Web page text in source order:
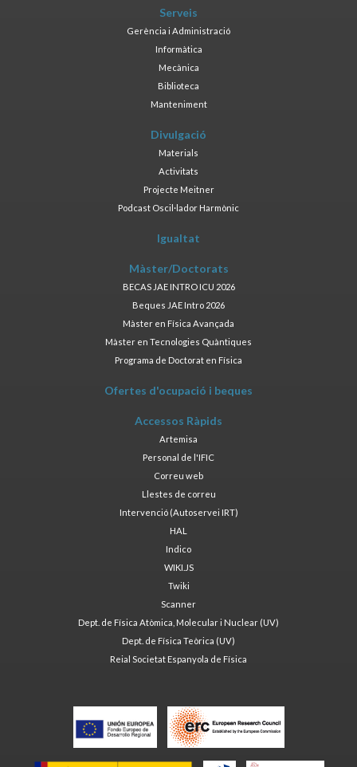
Serveis
Gerència i Administració
Informàtica
Mecànica
Biblioteca
Manteniment
Divulgació
Materials
Activitats
Projecte Meitner
Podcast Oscil·lador Harmònic
Igualtat
Màster/Doctorats
BECAS JAE INTRO ICU 2026
Beques JAE Intro 2026
Màster en Física Avançada
Màster en Tecnologies Quàntiques
Programa de Doctorat en Física
Ofertes d'ocupació i beques
Accessos Ràpids
Artemisa
Personal de l'IFIC
Correu web
Llestes de correu
Intervenció (Autoservei IRT)
HAL
Indico
WIKI.JS
Twiki
Scanner
Dept. de Física Atòmica, Molecular i Nuclear (UV)
Dept. de Física Teòrica (UV)
Reial Societat Espanyola de Física